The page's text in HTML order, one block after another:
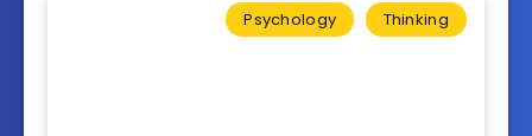
Psychology Thinking